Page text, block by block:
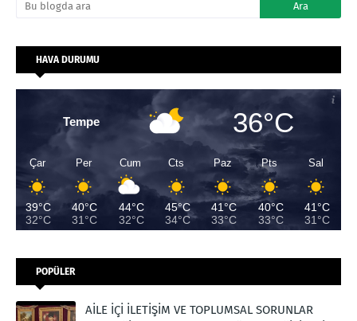
HAVA DURUMU
Tempe 36°C
Çar
39°C
32°C
Per
40°C
31°C
Cum
44°C
32°C
Cts
45°C
34°C
Paz
41°C
33°C
Pts
40°C
33°C
Sal
41°C
31°C
POPÜLER
AİLE İÇİ İLETİŞİM VE TOPLUMSAL SORUNLAR